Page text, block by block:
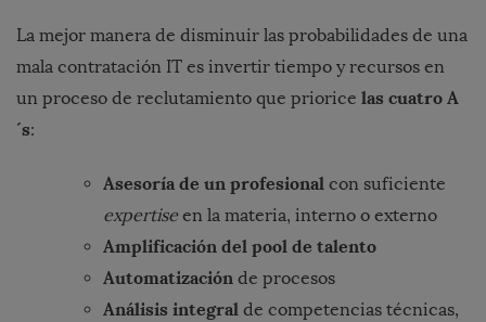
La mejor manera de disminuir las probabilidades de una
mala contratación IT es invertir tiempo y recursos en
un proceso de reclutamiento que priorice las cuatro A
´s:
Asesoría de un profesional con suficiente
expertiseen la materia, interno o externo
Amplificación del pool de talento
Automatización de procesos
Análisis integral de competencias técnicas,